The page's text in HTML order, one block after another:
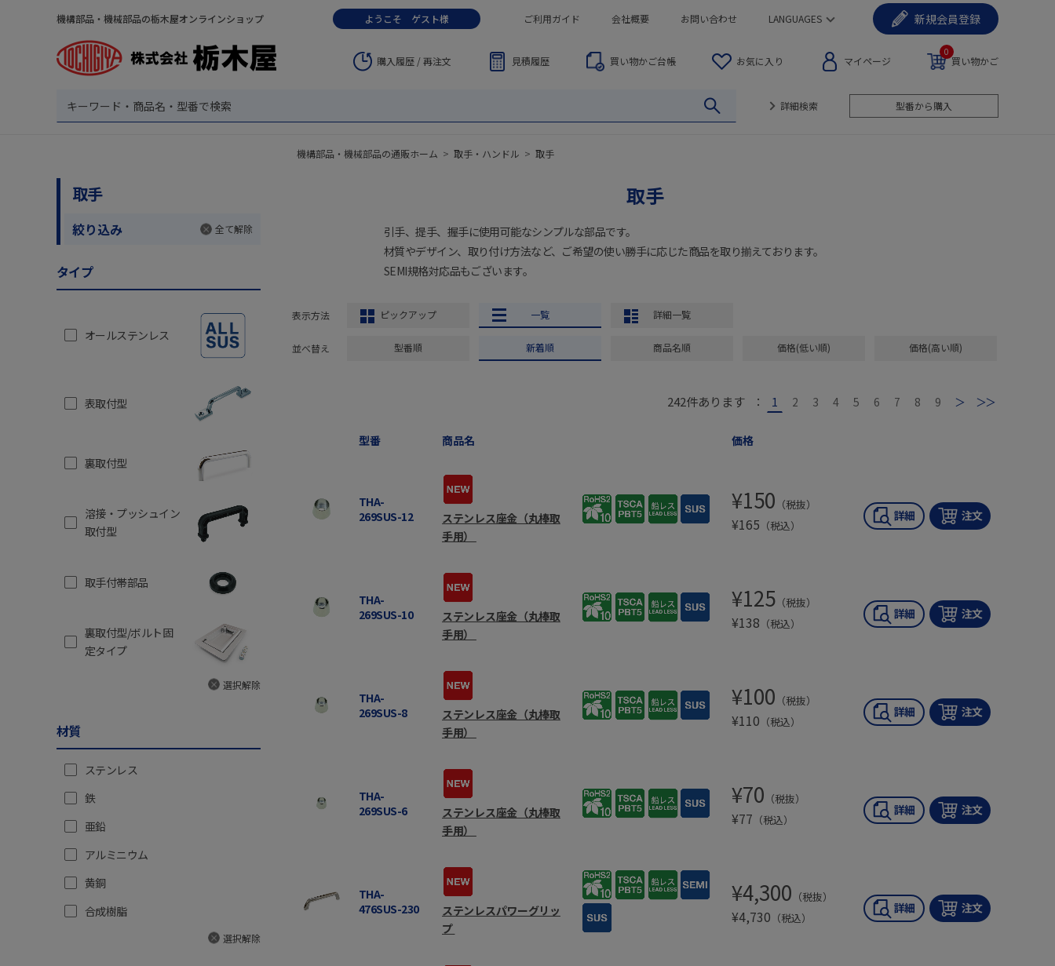
機構部品・機械部品の栃木屋オンラインショップ ようこそ ゲスト様 ご利用ガイド 会社概要 お問い合わせ LANGUAGES 新規会員登録
購入履歴 / 再注文 見積履歴 買い物かご台帳 お気に入り マイページ 買い物かご
0
詳細検索 型番から購入
機構部品・機械部品の通販ホーム > 取手・ハンドル > 取手
取手
引手、提手、握手に使用可能なシンプルな部品です。
材質やデザイン、取り付け方法など、ご希望の使い勝手に応じた商品を取り揃えております。
SEMI規格対応品もございます。
表示方法 ピックアップ 一覧 詳細一覧
並べ替え 型番順 新着順 商品名順 価格(低い順) 価格(高い順)
242件あります ： 1 2 3 4 5 6 7 8 9 次 最後
型番 商品名 価格
THA-
269SUS-12
ステンレス座金（丸棒取
手用）
¥150 （税抜）
¥165 （税込）
THA-
269SUS-10
ステンレス座金（丸棒取
手用）
¥125 （税抜）
¥138 （税込）
THA-
269SUS-8
ステンレス座金（丸棒取
手用）
¥100 （税抜）
¥110 （税込）
THA-
269SUS-6
ステンレス座金（丸棒取
手用）
¥70 （税抜）
¥77 （税込）
THA-
476SUS-230
ステンレスパワーグリッ
プ
¥4,300 （税抜）
¥4,730 （税込）
取手
絞り込み 全て解除
タイプ
オールステンレス
表取付型
裏取付型
溶接・プッシュイン
取付型
取手付帯部品
裏取付型/ボルト固
定タイプ
選択解除
材質
ステンレス
鉄
亜鉛
アルミニウム
黄銅
合成樹脂
選択解除